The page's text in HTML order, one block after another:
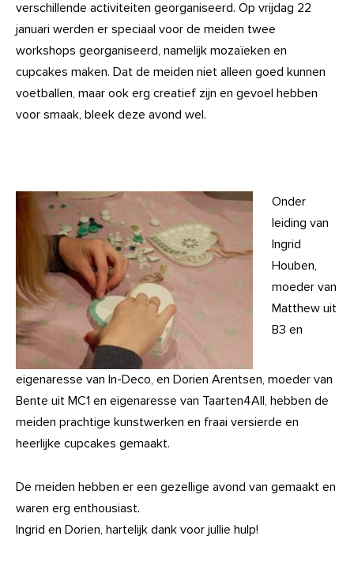
verschillende activiteiten georganiseerd. Op vrijdag 22
januari werden er speciaal voor de meiden twee
workshops georganiseerd, namelijk mozaïeken en
cupcakes maken. Dat de meiden niet alleen goed kunnen
voetballen, maar ook erg creatief zijn en gevoel hebben
voor smaak, bleek deze avond wel.
Onder
leiding van
Ingrid
Houben,
moeder van
Matthew uit
B3 en
eigenaresse van In-Deco, en Dorien Arentsen, moeder van
Bente uit MC1 en eigenaresse van Taarten4All, hebben de
meiden prachtige kunstwerken en fraai versierde en
heerlijke cupcakes gemaakt.
De meiden hebben er een gezellige avond van gemaakt en
waren erg enthousiast.
Ingrid en Dorien, hartelijk dank voor jullie hulp!